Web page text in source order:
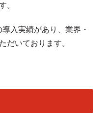
。
入実績があり、業界・
だいております。